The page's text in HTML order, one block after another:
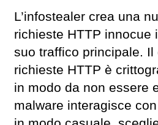
L’infostealer crea una
richieste HTTP innocue
suo traffico principale. Il
richieste HTTP è
in modo da non essere
malware interagisce